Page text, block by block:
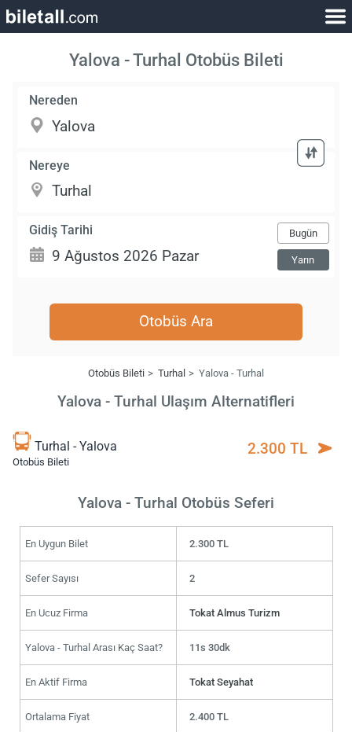
Yalova - Turhal Otobüs Bileti
Nereden
Nereye
Gidiş Tarihi Bugün
Yarın
Otobüs Ara
Otobüs Bileti Turhal Yalova - Turhal
Yalova - Turhal Ulaşım Alternatifleri
Turhal - Yalova
Otobüs Bileti
2.300 TL
Yalova - Turhal Otobüs Seferi
En Uygun Bilet 2.300 TL
Sefer Sayısı 2
En Ucuz Firma Tokat Almus Turizm
Yalova - Turhal Arası Kaç Saat? 11s 30dk
En Aktif Firma Tokat Seyahat
Ortalama Fiyat 2.400 TL